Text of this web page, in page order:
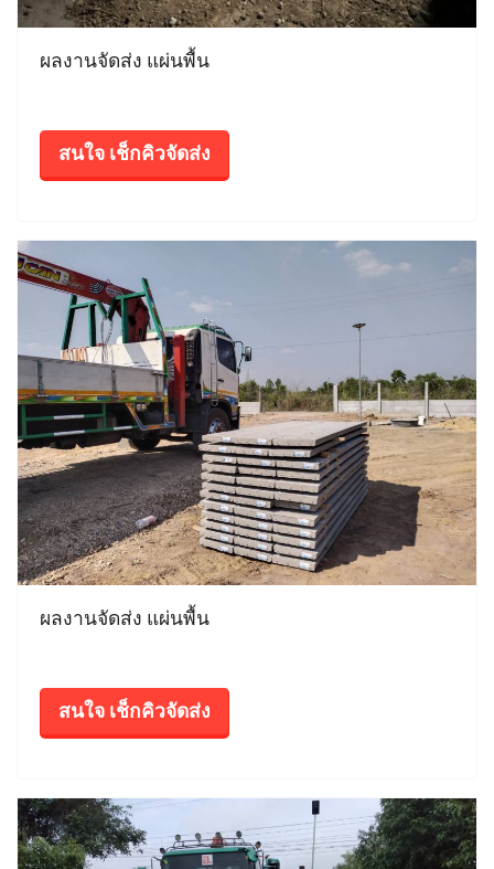
ผลงานจัดส่ง แผ่นพื้น
สนใจ เช็กคิวจัดส่ง
ผลงานจัดส่ง แผ่นพื้น
สนใจ เช็กคิวจัดส่ง